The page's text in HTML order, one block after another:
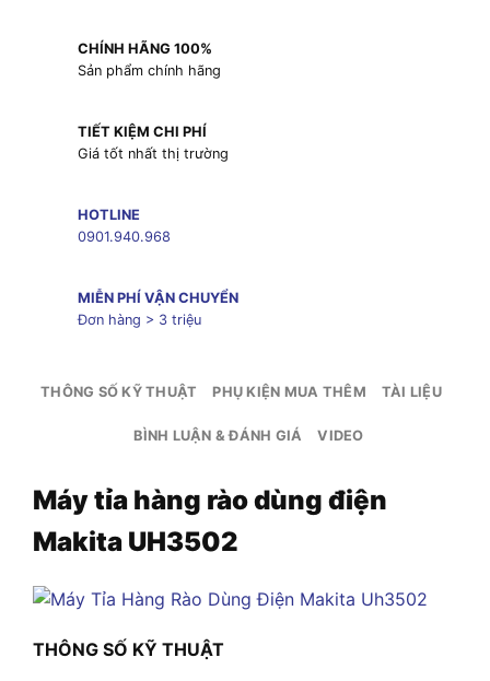
CHÍNH HÃNG 100%
Sản phẩm chính hãng
TIẾT KIỆM CHI PHÍ
Giá tốt nhất thị trường
HOTLINE
0901.940.968
MIỄN PHÍ VẬN CHUYỂN
Đơn hàng > 3 triệu
THÔNG SỐ KỸ THUẬT PHỤ KIỆN MUA THÊM TÀI LIỆU
BÌNH LUẬN & ĐÁNH GIÁ VIDEO
Máy tỉa hàng rào dùng điện
Makita UH3502
THÔNG SỐ KỸ THUẬT